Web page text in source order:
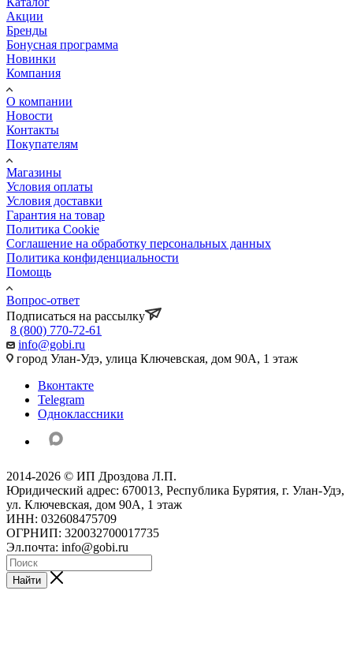
Акции
Бренды
Бонусная программа
Новинки
Компания
О компании
Новости
Контакты
Покупателям
Магазины
Условия оплаты
Условия доставки
Гарантия на товар
Политика Cookie
Соглашение на обработку персональных данных
Политика конфиденциальности
Помощь
Вопрос-ответ
Подписаться на рассылку
8 (800) 770-72-61
info@gobi.ru
город Улан-Удэ, улица Ключевская, дом 90А, 1 этаж
Вконтакте
Telegram
Одноклассники
2014-2026 © ИП Дроздова Л.П.
Юридический адрес: 670013, Республика Бурятия, г. Улан-Удэ,
ул. Ключевская, дом 90А, 1 этаж
ИНН: 032608475709
ОГРНИП: 320032700017735
Эл.почта: info@gobi.ru
Найти